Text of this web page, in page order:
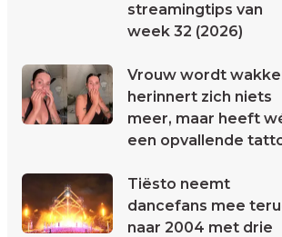
streamingtips van
week 32 (2026)
Vrouw wordt
herinnert zich niets
meer, maar heeft
een opvallende
Tiësto neemt
dancefans mee
naar 2004 met drie